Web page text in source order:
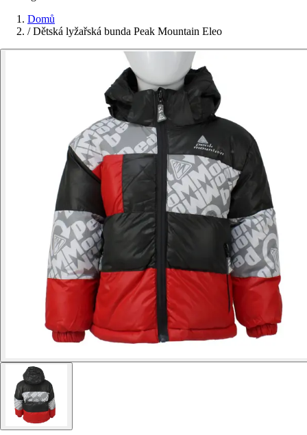
Domů
/ Dětská lyžařská bunda Peak Mountain Eleo